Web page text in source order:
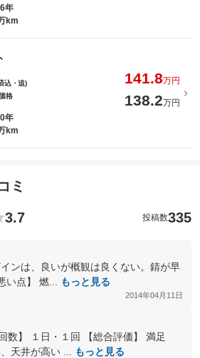
年
km
込・追)
141.8万円
格
138.2万円
年
km
ミ
3.7 投稿数335
インは、良いが概観は良くない。錆が早
い点】 燃...
もっと見る
2014年04月11日
数】 １日・１回 【総合評価】 満足
天井が高い ...
もっと見る